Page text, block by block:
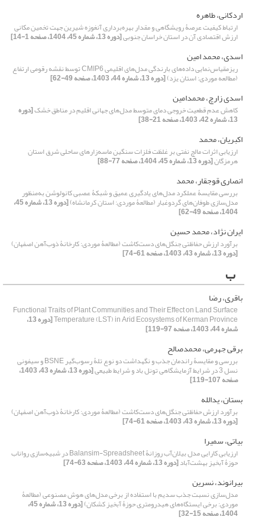
اردکانی، طاهره
ارتباط کیفیت عرصۀ رویشگاهی و مقدار بهره‌‌برداری آنغوزه شیرین جهت تخمین مکانی
ارزش اقتصادی آن در استان خراسان جنوبی[دوره 13، شماره 45، 1404، صفحه 1-14]
اسدی، محمد امین
ریزمقیاس‌نمایی داده‌های بارندگی مدل‌های اقلیمی‌ CMIP6 توسط نقشه رقومی ارتفاع
(مطالعه موردی: استان یزد)[دوره 13، شماره 44، 1403، صفحه 49-62]
اسدی زارچ، محمدامین
کاهش عدم قطعیت خروجی‌‌ دمای متوسط مدل‌‌های جهانی اقلیم در مناطق خشک[دوره
13، شماره 42، 1403، صفحه 21-38]
اکبریان، محمد
ارزیابی اثرات مالچ‌ نفتی بر غلظت فلزات سنگین ماسه‌زارهای ساحلی شرق استان
هرمزگان[دوره 13، شماره 45، 1404، صفحه 77-88]
انصاری قوجقار، محمد
بررسی مقایسۀ عملکرد مدل‌های یادگیری عمیق و شبکۀ‌ عصبی کانولوشن به‌منظور
مدل‌سازی طوفان‌های گردوغبار (مطالعۀ موردی: استان کرمانشاه) [دوره 13، شماره 45،
1404، صفحه 49-62]
ایران نژاد، محمد حسین
برآورد ارزش حفاظتی جنگل‌های دست‌کاشت (مطالعۀ موردی: کارخانۀ ذوب‌آهن اصفهان)
[دوره 13، شماره 43، 1403، صفحه 61-74]
ب
باقری، رضا
Functional Traits of Plant Communities and Their Effect on Land Surface
Temperature (LST) in Arid Ecosystems of Kerman Province [دوره 13،
شماره 44، 1403، صفحه 97-119]
برقی جهرمی، محمدصالح
بررسی و مقایسۀ راندمان جذب و نگهداشت دو نوع تلۀ رسوب‌گیر BSNE و سیفونی
نسل 3 در شرایط آزمایشگاهی تونل باد و شرایط طبیعی [دوره 13، شماره 43، 1403،
صفحه 107-119]
بستان، یدالله
برآورد ارزش حفاظتی جنگل‌های دست‌کاشت (مطالعۀ موردی: کارخانۀ ذوب‌آهن اصفهان)
[دوره 13، شماره 43، 1403، صفحه 61-74]
بیاتی، سمیرا
ارزیابی کارایی مدل بیلان‌آب روزانۀ Balansim-Spreadsheet در شبیه‌سازی رواناب
حوزۀ آبخیز بهشت‌آباد[دوره 13، شماره 44، 1403، صفحه 63-74]
بیرانوند، نسرین
مدل‌سازی نسبت جذب سدیم با استفاده از برخی مدل‌های هوش مصنوعی (مطالعۀ
موردی: برخی ایستگاه‌های هیدرومتری حوزۀ آبخیز کشکان) [دوره 13، شماره 45،
1404، صفحه 15-32]